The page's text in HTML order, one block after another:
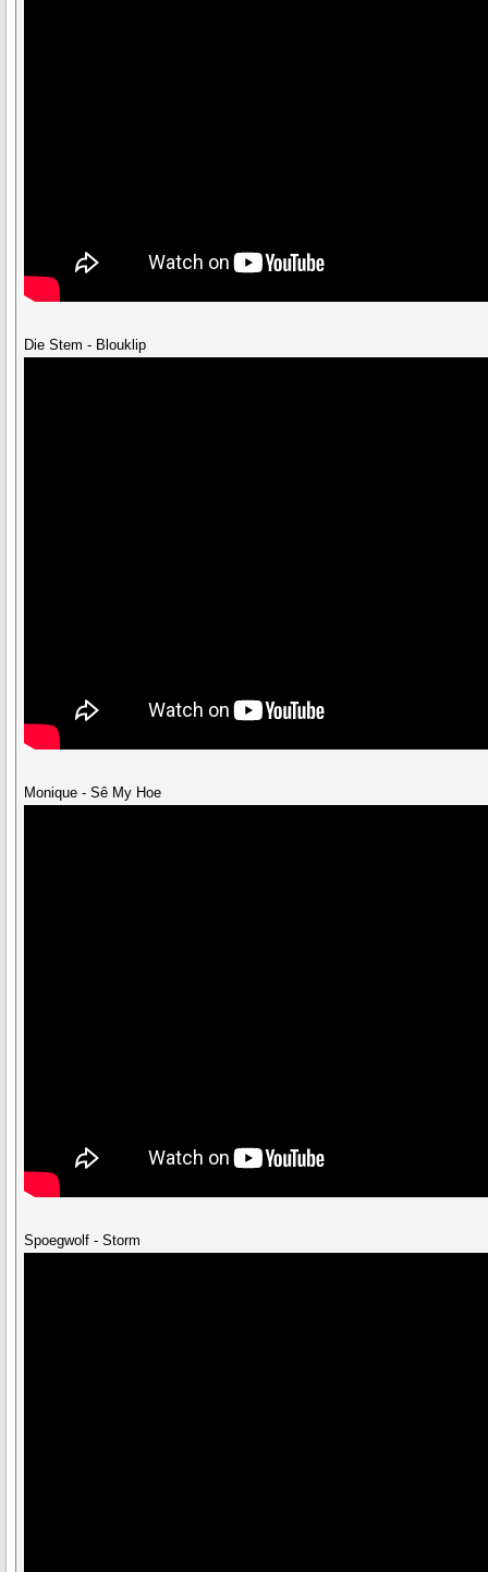
Die Stem - Blouklip
Monique - Sê My Hoe
Spoegwolf - Storm